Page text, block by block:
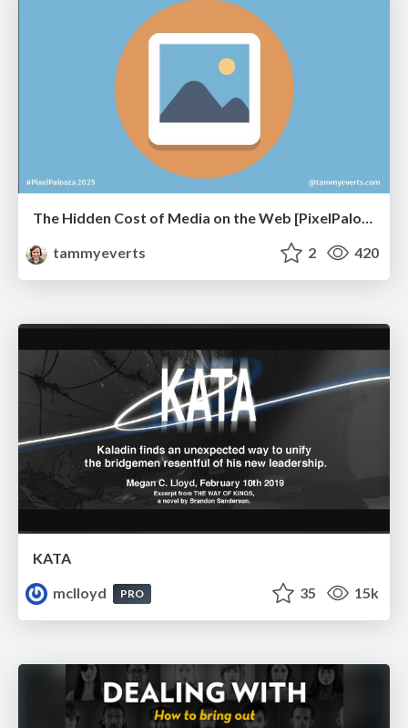
The Hidden Cost of Media on the Web [PixelPalooza 2025]
tammyeverts
2 420
KATA
mclloyd
PRO 35 15k